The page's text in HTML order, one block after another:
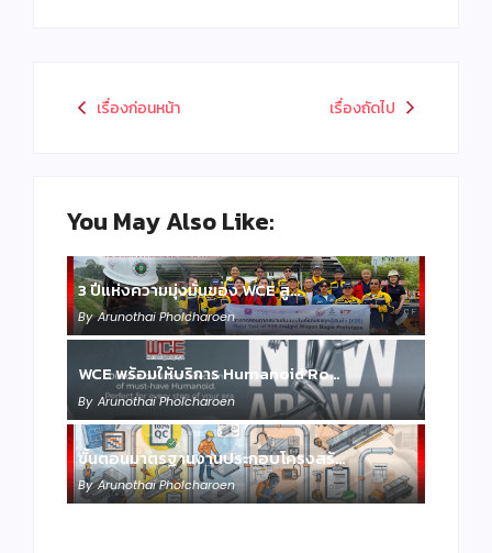
เรื่องก่อนหน้า เรื่องถัดไป
You May Also Like:
3 ปีแห่งความมุ่งมั่นของ WCE สู…
By Arunothai Pholcharoen
WCE พร้อมให้บริการ Humanoid Ro…
By Arunothai Pholcharoen
ขั้นตอนมาตรฐานงานประกอบโครงสร้…
By Arunothai Pholcharoen